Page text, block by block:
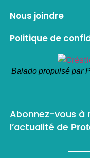
Nous joindre
Politique de
Balado propulsé par
Abonnez-vous à
l’actualité de